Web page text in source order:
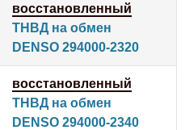
восстановленный
ТНВД на обмен
DENSO 294000-2320
восстановленный
ТНВД на обмен
DENSO 294000-2340